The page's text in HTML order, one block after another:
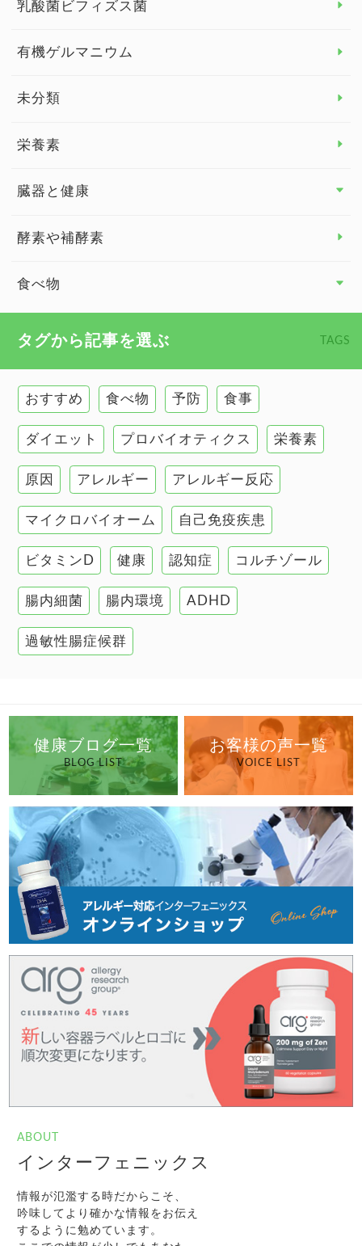
眼の健康
睡眠
乳酸菌ビフィズス菌
有機ゲルマニウム
未分類
栄養素
臓器と健康
臓器と健康 トップ
慢性疲労
甲状腺
肌
肝臓の健康
腸の健康
自己免疫疾患
高血圧
酵素や補酵素
食べ物
タグから記事を選ぶ TAGS
おすすめ 食べ物 予防 食事
ダイエット プロバイオティクス 栄養素
原因 アレルギー アレルギー反応
マイクロバイオーム 自己免疫疾患
ビタミンD 健康 認知症 コルチゾール
腸内細菌 腸内環境 ADHD
過敏性腸症候群
健康ブログ一覧
BLOG LIST
お客様の声一覧
VOICE LIST
ABOUT
インターフェニックス
情報が氾濫する時だからこそ、
吟味してより確かな情報をお伝え
するように勉めています。